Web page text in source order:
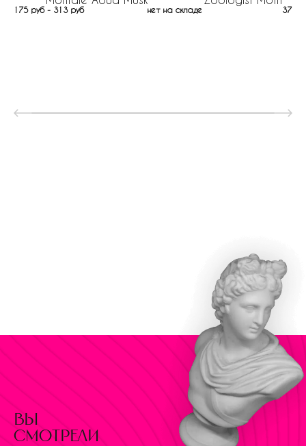
175 руб - 313 руб нет на складе 377
вы
смотрели